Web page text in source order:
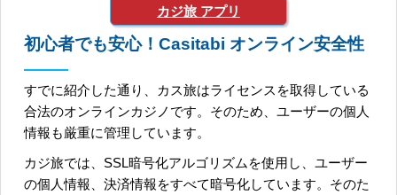
カジ旅 アプリ
初心者でも安心！Casitabi オンライン安全性
すでに紹介した通り、カス旅はライセンスを取得している
合法のオンラインカジノです。そのため、ユーザーの個人
情報も厳重に管理しています。
カジ旅では、SSL暗号化アルゴリズムを使用し、ユーザー
の個人情報、決済情報をすべて暗号化しています。そのた